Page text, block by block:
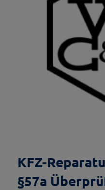
KFZ-
§57a